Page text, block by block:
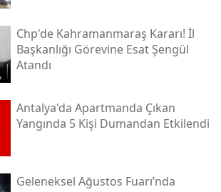
Chp'de Kahramanmaraş Kararı! İl
Başkanlığı Görevine Esat Şengül
Atandı
Antalya'da Apartmanda Çıkan
Yangında 5 Kişi Dumandan Etkilendi
Geleneksel Ağustos Fuarı’nda